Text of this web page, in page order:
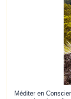
Méditer en